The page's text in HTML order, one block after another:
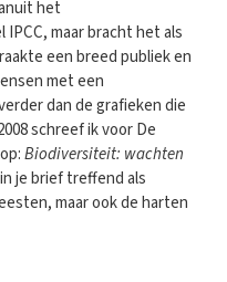
het
maar bracht het als
een breed publiek en
met een
dan de grafieken die
schreef ik voor De
Biodiversiteit: wachten
je brief treffend als
maar ook de harten